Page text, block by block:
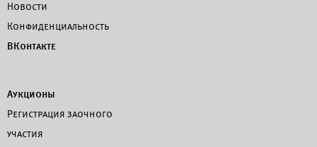
Новости
Конфиденциальность
ВКонтакте
Аукционы
Регистрация заочного
участия